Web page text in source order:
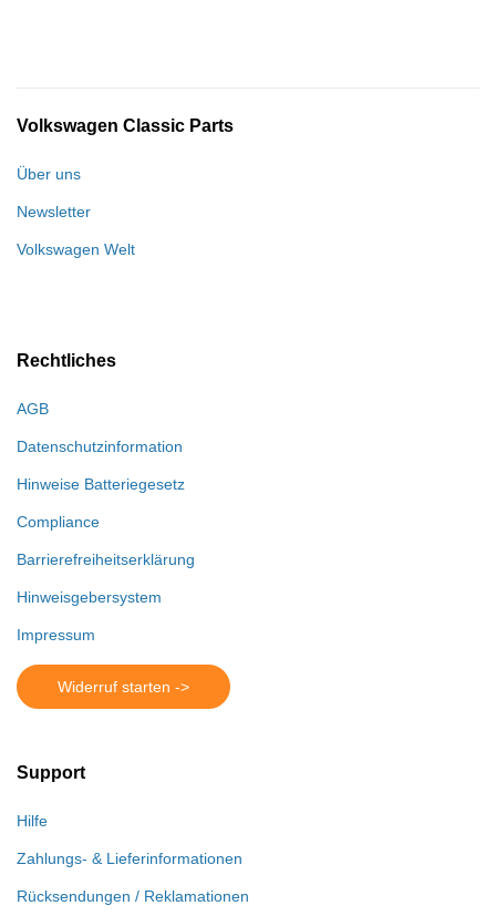
Volkswagen Classic Parts
Über uns
Newsletter
Volkswagen Welt
Rechtliches
AGB
Datenschutzinformation
Hinweise Batteriegesetz
Compliance
Barrierefreiheitserklärung
Hinweisgebersystem
Impressum
Widerruf starten ->
Support
Hilfe
Zahlungs- & Lieferinformationen
Rücksendungen / Reklamationen